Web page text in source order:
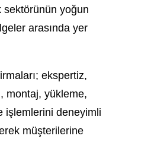
sektörünün yoğun
arasında yer
ekspertiz,
montaj, yükleme,
işlemlerini deneyimli
müşterilerine